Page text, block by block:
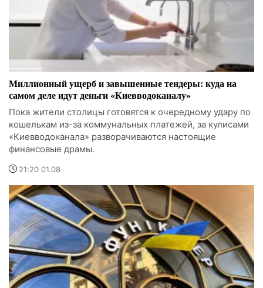
Миллионный ущерб и завышенные тендеры: куда на
самом деле идут деньги «Киевводоканалу»
Пока жители столицы готовятся к очередному удару по
кошелькам из-за коммунальных платежей, за кулисами
«Киевводоканала» разворачиваются настоящие
финансовые драмы.
21:20 01.08